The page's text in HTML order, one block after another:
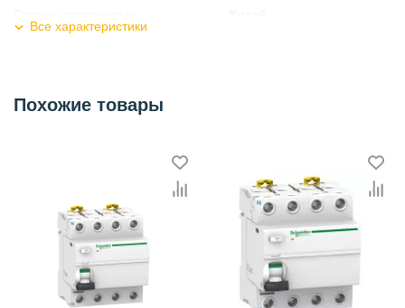
Категория
Все характеристики
Похожие товары